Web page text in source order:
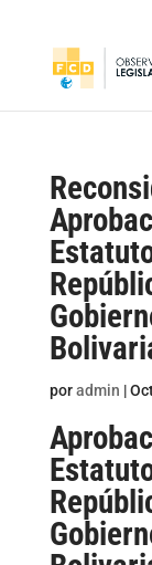
poradmin |